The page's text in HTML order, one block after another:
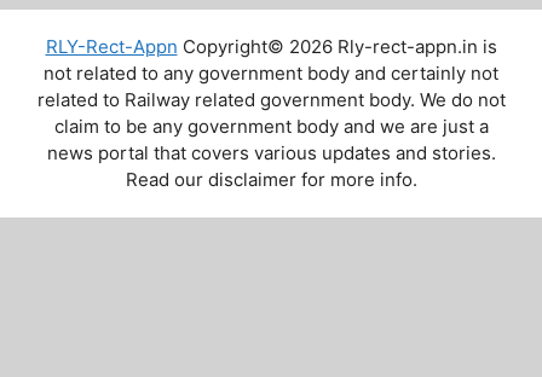
RLY-Rect-Appn Copyright© 2026 Rly-rect-appn.in is
not related to any government body and certainly not
related to Railway related government body. We do not
claim to be any government body and we are just a
news portal that covers various updates and stories.
Read our disclaimer for more info.